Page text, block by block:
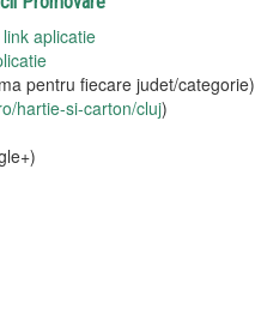
link aplicatie
pentru fiecare judet/categorie)
hartie-si-carton/cluj)